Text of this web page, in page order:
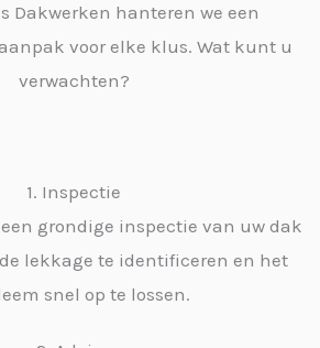
Dakwerken hanteren we een
voor elke klus. Wat kunt u
verwachten?
1. Inspectie
grondige inspectie van uw dak
lekkage te identificeren en het
snel op te lossen.